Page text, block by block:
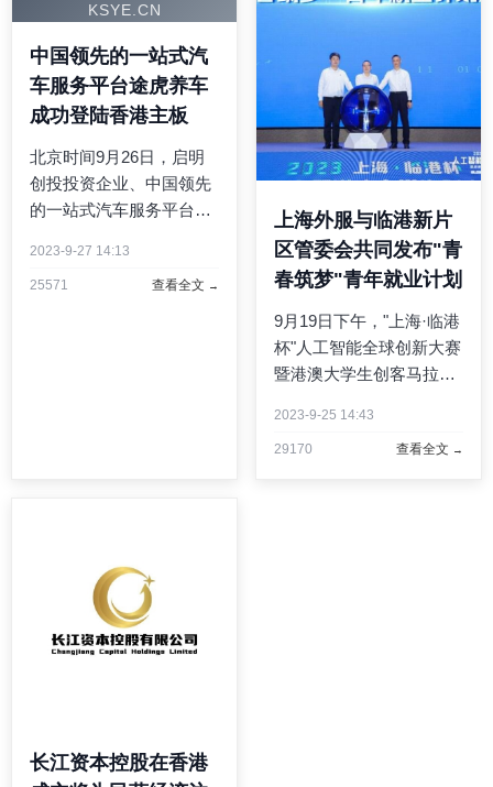
KSYE.CN
中国领先的一站式汽
车服务平台途虎养车
成功登陆香港主板
北京时间9月26日，启明
创投投资企业、中国领先
的一站式汽车服务平台途
（09690.HK）发行价为28
2023-9-27 14:13
25571 查看全文
上海外服与临港新片
区管委会共同发布"青
春筑梦"青年就业计划
9月19日下午，"上海·临港
杯"人工智能全球创新大赛
暨港澳大学生创客马拉松
限公司党委书记、董事长
2023-9-25 14:43
29170 查看全文
长江资本控股在香港